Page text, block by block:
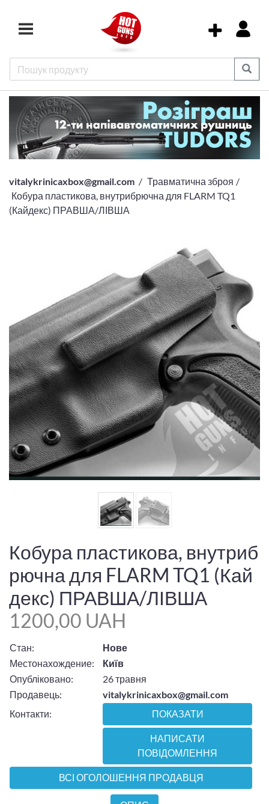
vitalykrinicaxbox@gmail.com
Травматична зброя
Кобура пластикова, внутрибрючна для FLARM TQ1
(Кайдекс) ПРАВША/ЛІВША
Кобура пластикова, внутриб
рючна для FLARM TQ1 (Кай
декс) ПРАВША/ЛІВША
1200,00 UAH
Стан:
Нове
Местонахождение:
Київ
Опубліковано:
26 травня
Продавець:
vitalykrinicaxbox@gmail.com
Контакти:
ПОКАЗАТИ
НАПИСАТИ
ПОВІДОМЛЕННЯ
ВСІ ОГОЛОШЕННЯ ПРОДАВЦЯ